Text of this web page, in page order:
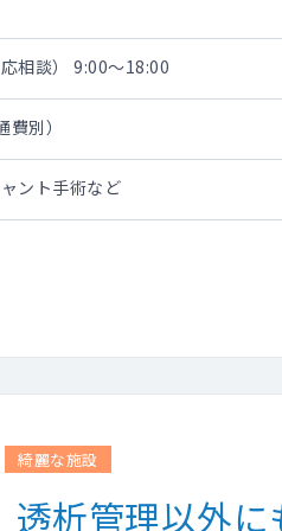
相談） 9:00～18:00
別）
ント手術など
綺麗な施設
析管理以外